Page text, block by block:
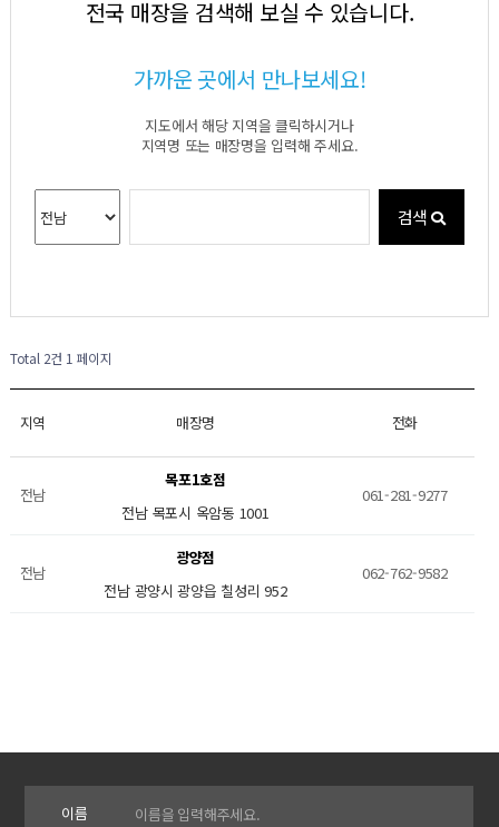
전국 매장을 검색해 보실 수 있습니다.
가까운 곳에서 만나보세요!
지도에서 해당 지역을 클릭하시거나
지역명 또는 매장명을 입력해 주세요.
검색
Total 2건 1 페이지
지역 매장명 전화
전남
목포1호점
전남 목포시 옥암동 1001
061-281-9277
전남
광양점
전남 광양시 광양읍 칠성리 952
062-762-9582
이름